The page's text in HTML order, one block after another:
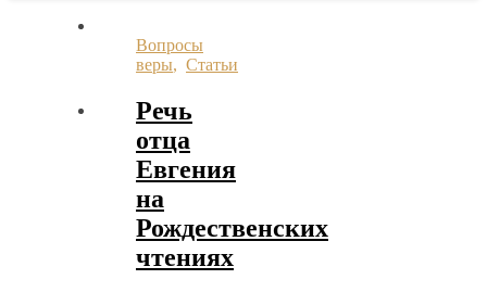
Вопросы
веры, Статьи
Речь
отца
Евгения
на
Рождественских
чтениях